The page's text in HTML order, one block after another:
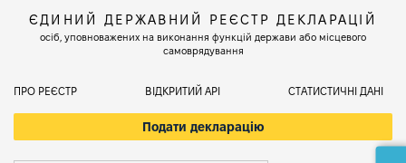
ЄДИНИЙ ДЕРЖАВНИЙ РЕЄСТР ДЕКЛАРАЦІЙ
осіб, уповноважених на виконання функцій держави або місцевого
самоврядування
ПРО РЕЄСТР ВІДКРИТИЙ АРІ СТАТИСТИЧНІ ДАНІ
Подати декларацію